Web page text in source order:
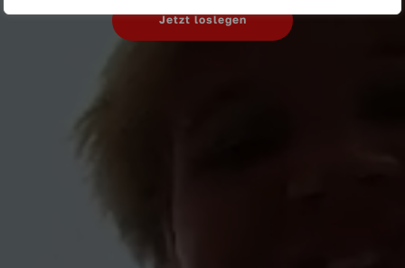
Jetzt loslegen